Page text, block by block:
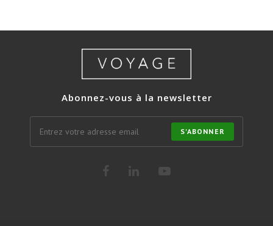
Abonnez-vous à la newsletter
S'ABONNER